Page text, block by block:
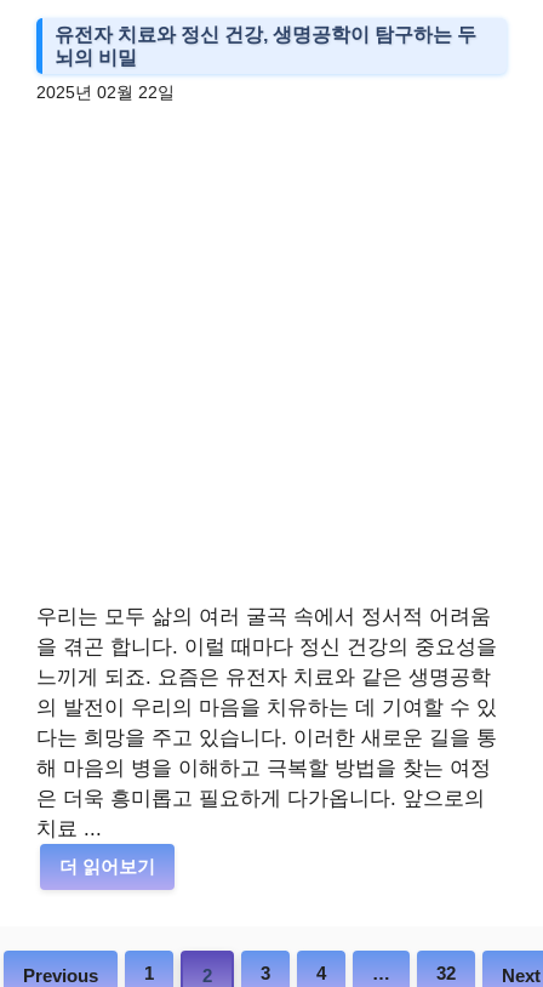
유전자 치료와 정신 건강, 생명공학이 탐구하는 두
뇌의 비밀
2025년 02월 22일
우리는 모두 삶의 여러 굴곡 속에서 정서적 어려움
을 겪곤 합니다. 이럴 때마다 정신 건강의 중요성을
느끼게 되죠. 요즘은 유전자 치료와 같은 생명공학
의 발전이 우리의 마음을 치유하는 데 기여할 수 있
다는 희망을 주고 있습니다. 이러한 새로운 길을 통
해 마음의 병을 이해하고 극복할 방법을 찾는 여정
은 더욱 흥미롭고 필요하게 다가옵니다. 앞으로의
치료 ...
더 읽어보기
Previous 1 2 3 4 … 32 Next